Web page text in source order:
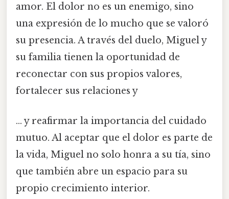
amor. El dolor no es un enemigo, sino
una expresión de lo mucho que se valoró
su presencia. A través del duelo, Miguel y
su familia tienen la oportunidad de
reconectar con sus propios valores,
fortalecer sus relaciones y
... y reafirmar la importancia del cuidado
mutuo. Al aceptar que el dolor es parte de
la vida, Miguel no solo honra a su tía, sino
que también abre un espacio para su
propio crecimiento interior.